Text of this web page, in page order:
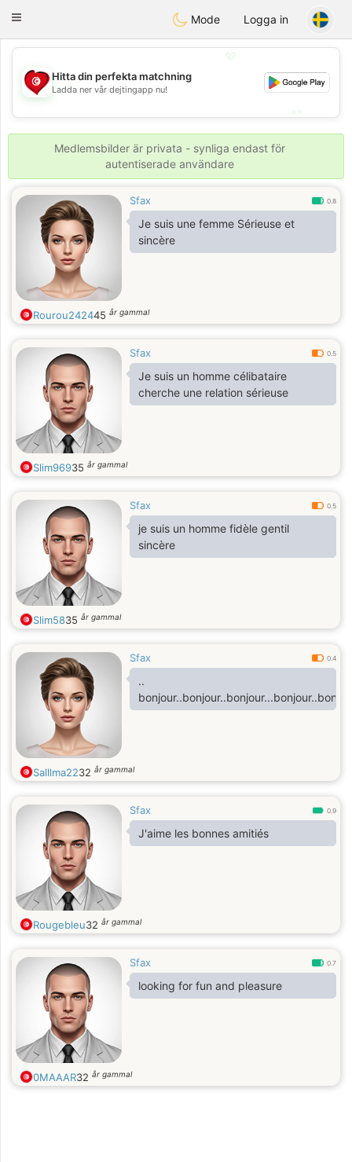
Tunisia Dating
Toggle
Mode Logga in
💖
💕
Hitta din perfekta matchning
Ladda ner vår dejtingapp nu!
Medlemsbilder är privata - synliga endast för
autentiserade användare
Sfax 0.8
Je suis une femme Sérieuse et
sincère
Rourou242445 år gammal
Sfax 0.5
Je suis un homme célibataire
cherche une relation sérieuse
Slim96935 år gammal
Sfax 0.5
je suis un homme fidèle gentil
sincère
Slim5835 år gammal
Sfax 0.4
..
Salllma2232 år gammal
Sfax 0.9
J'aime les bonnes amitiés
Rougebleu32 år gammal
Sfax 0.7
looking for fun and pleasure
0MAAAR32 år gammal